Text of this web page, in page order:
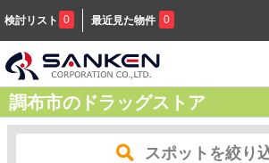
検討リスト 0 最近見た物件 0
調布市のドラッグストア
スポットを絞り